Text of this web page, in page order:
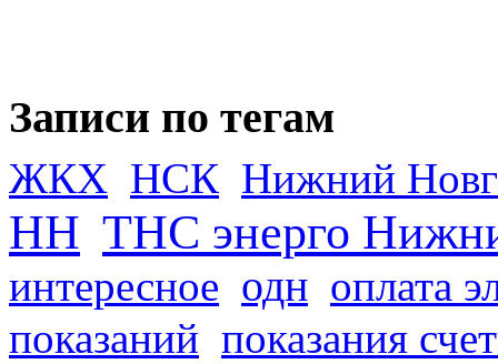
Записи по тегам
ЖКХ НСК Нижний
НН ТНС энерго
интересное одн оплата
показаний показания